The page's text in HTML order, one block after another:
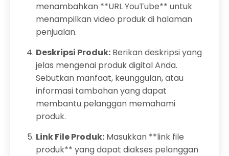
menambahkan **URL YouTube** untuk
menampilkan video produk di halaman
penjualan.
Deskripsi Produk: Berikan deskripsi yang
jelas mengenai produk digital Anda.
Sebutkan manfaat, keunggulan, atau
informasi tambahan yang dapat
membantu pelanggan memahami
produk.
Link File Produk: Masukkan **link file
produk** yang dapat diakses pelanggan